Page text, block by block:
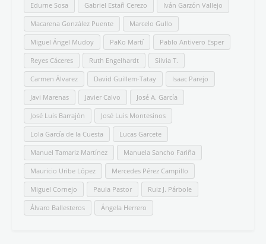
Edurne Sosa Gabriel Estañ Cerezo Iván Garzón Vallejo
Macarena González Puente Marcelo Gullo
Miguel Ángel Mudoy PaKo Martí Pablo Antivero Esper
Reyes Cáceres Ruth Engelhardt Silvia T.
Carmen Álvarez David Guillem-Tatay Isaac Parejo
Javi Marenas Javier Calvo José A. García
José Luis Barrajón José Luis Montesinos
Lola García de la Cuesta Lucas Garcete
Manuel Tamariz Martínez Manuela Sancho Fariña
Mauricio Uribe López Mercedes Pérez Campillo
Miguel Cornejo Paula Pastor Ruiz J. Párbole
Álvaro Ballesteros Ángela Herrero